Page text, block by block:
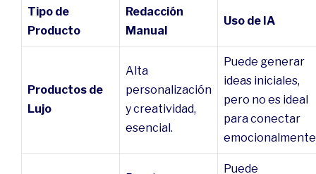
Tipo de
Producto
Redacción
Manual
Uso de IA
Productos de
Lujo
Alta
personalización
y creatividad,
esencial.
Puede generar
ideas iniciales,
pero no es ideal
para conectar
Puede